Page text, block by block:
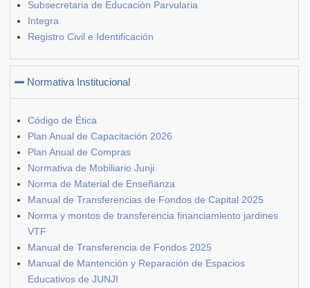
Subsecretaria de Educación Parvularia
Integra
Registro Civil e Identificación
Normativa Institucional
Código de Ética
Plan Anual de Capacitación 2026
Plan Anual de Compras
Normativa de Mobiliario Junji
Norma de Material de Enseñanza
Manual de Transferencias de Fondos de Capital 2025
Norma y montos de transferencia financiamiento jardines
VTF
Manual de Transferencia de Fondos 2025
Manual de Mantención y Reparación de Espacios
Educativos de JUNJI